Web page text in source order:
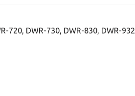
720, DWR-730, DWR-830, DWR-932,